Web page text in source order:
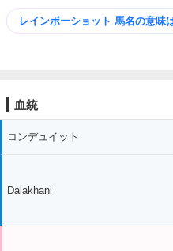
レインボーショット 馬名の意味
血統
コンデュイット
Dalakhani